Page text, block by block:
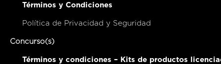
Términos y Condiciones
Política de Privacidad y Seguridad
Concurso(s)
Términos y condiciones – Kits de productos